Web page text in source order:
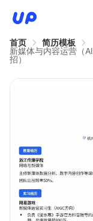
首页
简历模板
新媒体与内容运营（
招）